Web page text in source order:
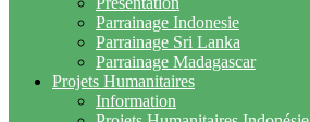
Parrainage Indonesie
Parrainage Sri Lanka
Parrainage Madagascar
Projets Humanitaires
Information